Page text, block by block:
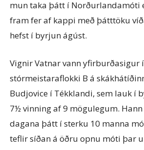
mun taka þátt í Norðurlandamóti
fram fer af kappi með þátttöku
hefst í byrjun ágúst.
Vignir Vatnar vann yfirburðasigur í
stórmeistaraflokki B á
Budjovice í Tékklandi, sem lauk í
7½ vinning af 9 mögulegum.
dagana þátt í sterku 10 manna
teflir síðan á öðru opnu móti þar